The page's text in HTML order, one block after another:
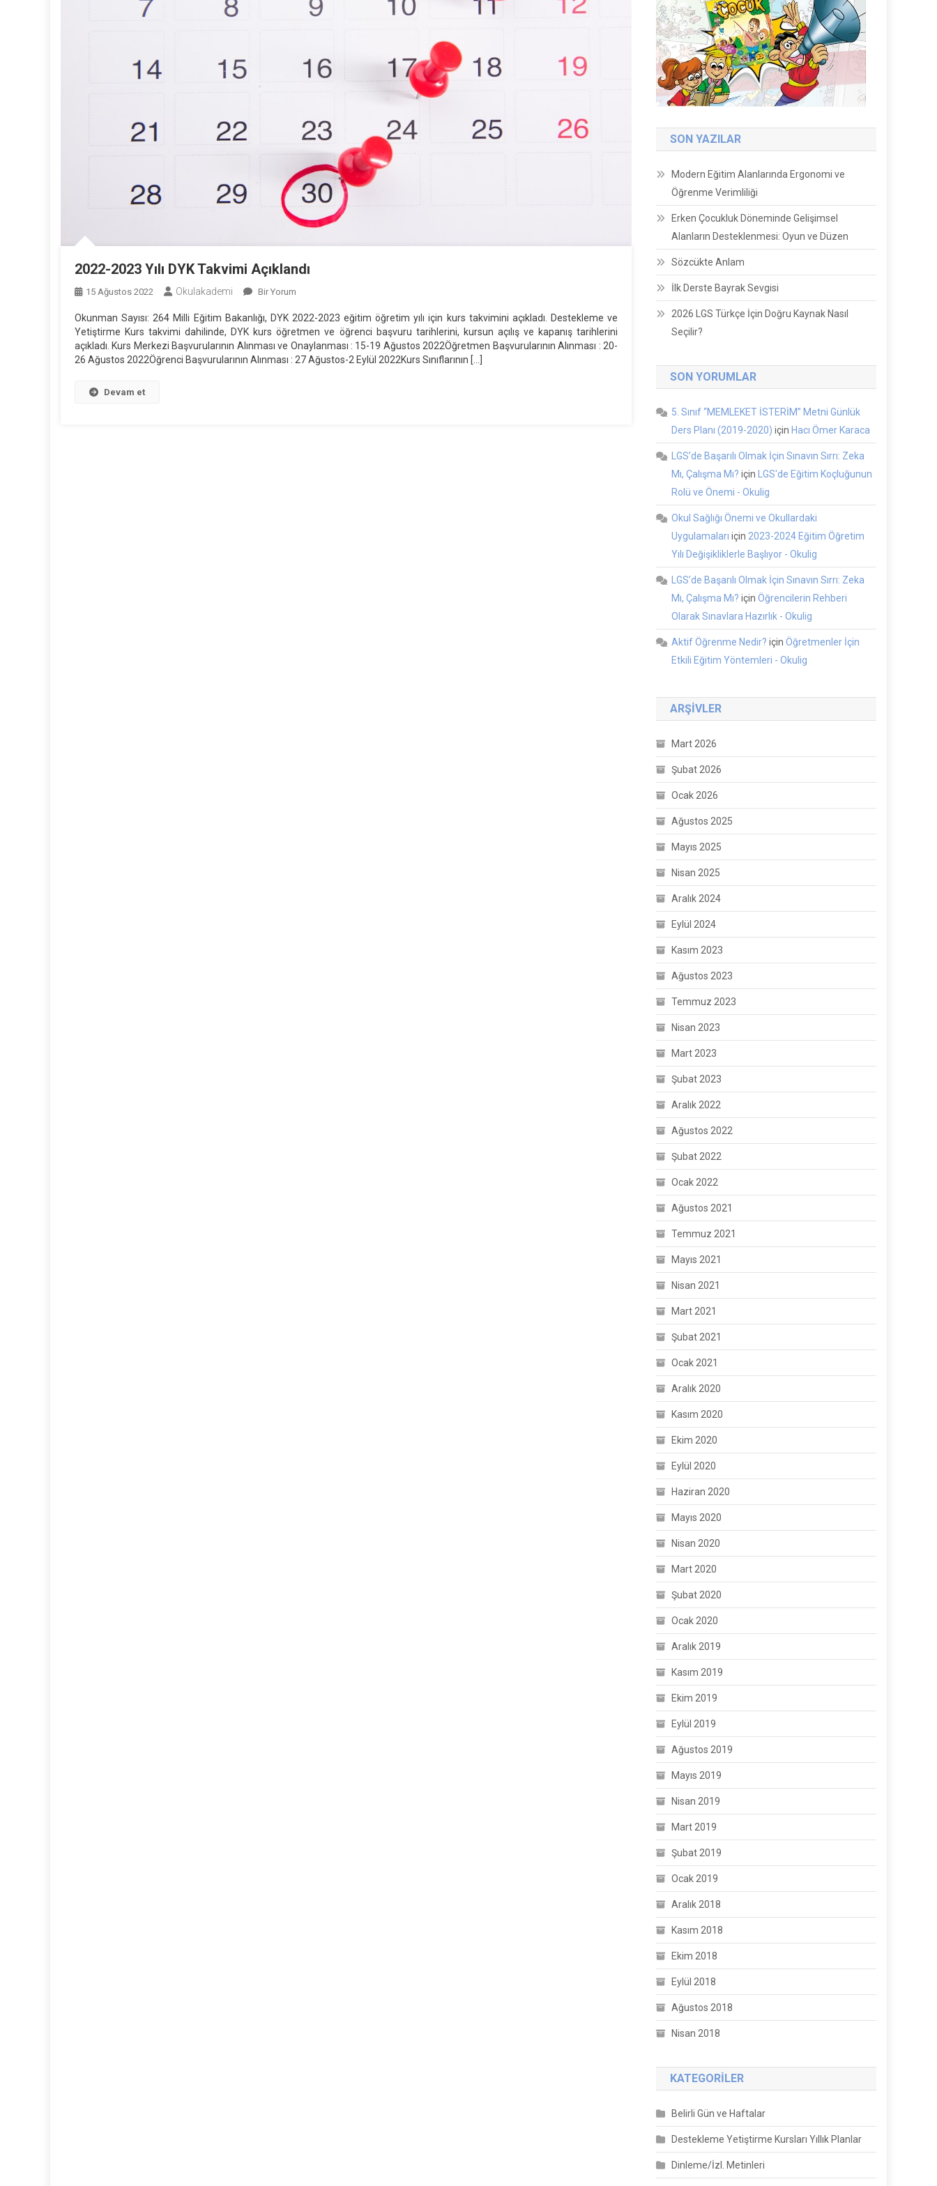
2022-2023 Yılı DYK Takvimi Açıklandı
15 Ağustos 2022 Okulakademi
2022-
Yılı
Takvimi
Bir Yorum
Okunman Sayısı: 264 Milli Eğitim Bakanlığı, DYK 2022-2023 eğitim öğretim yılı için kurs takvimini açıkladı. Destekleme ve
Yetiştirme Kurs takvimi dahilinde, DYK kurs öğretmen ve öğrenci başvuru tarihlerini, kursun açılış ve kapanış tarihlerini
açıkladı. Kurs Merkezi Başvurularının Alınması ve Onaylanması : 15-19 Ağustos 2022Öğretmen Başvurularının Alınması : 20-
26 Ağustos 2022Öğrenci Başvurularının Alınması : 27 Ağustos-2 Eylül 2022Kurs Sınıflarının […]
Devam et
SON YAZILAR
Modern Eğitim Alanlarında Ergonomi ve
Öğrenme Verimliliği
Erken Çocukluk Döneminde Gelişimsel
Alanların Desteklenmesi: Oyun ve Düzen
Sözcükte Anlam
İlk Derste Bayrak Sevgisi
2026 LGS Türkçe İçin Doğru Kaynak Nasıl
Seçilir?
SON YORUMLAR
5. Sınıf “MEMLEKET İSTERİM” Metni Günlük
Ders Planı (2019-2020) için Hacı Ömer Karaca
LGS’de Başarılı Olmak İçin Sınavın Sırrı: Zeka
Mı, Çalışma Mı? için
LGS'de Eğitim Koçluğunun
Rolü ve Önemi - Okulig
Okul Sağlığı Önemi ve Okullardaki
Uygulamaları için 2023-2024 Eğitim Öğretim
Yılı Değişikliklerle Başlıyor - Okulig
LGS’de Başarılı Olmak İçin Sınavın Sırrı: Zeka
Mı, Çalışma Mı? içinÖğrencilerin Rehberi
Olarak Sınavlara Hazırlık - Okulig
Aktif Öğrenme Nedir? içinÖğretmenler İçin
Etkili Eğitim Yöntemleri - Okulig
ARŞIVLER
Mart 2026
Şubat 2026
Ocak 2026
Ağustos 2025
Mayıs 2025
Nisan 2025
Aralık 2024
Eylül 2024
Kasım 2023
Ağustos 2023
Temmuz 2023
Nisan 2023
Mart 2023
Şubat 2023
Aralık 2022
Ağustos 2022
Şubat 2022
Ocak 2022
Ağustos 2021
Temmuz 2021
Mayıs 2021
Nisan 2021
Mart 2021
Şubat 2021
Ocak 2021
Aralık 2020
Kasım 2020
Ekim 2020
Eylül 2020
Haziran 2020
Mayıs 2020
Nisan 2020
Mart 2020
Şubat 2020
Ocak 2020
Aralık 2019
Kasım 2019
Ekim 2019
Eylül 2019
Ağustos 2019
Mayıs 2019
Nisan 2019
Mart 2019
Şubat 2019
Ocak 2019
Aralık 2018
Kasım 2018
Ekim 2018
Eylül 2018
Ağustos 2018
Nisan 2018
KATEGORILER
Belirli Gün ve Haftalar
Destekleme Yetiştirme Kursları Yıllık Planlar
Dinleme/İzl. Metinleri